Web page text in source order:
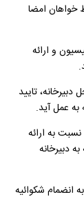
خواهان امضا
و ارائه
تایید
به عمل آید.
به ارائه
دبیرخانه
انضمام شکوائیه